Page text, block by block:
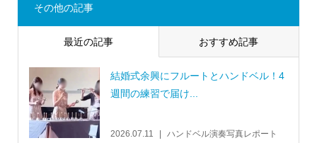
その他の記事
最近の記事 おすすめ記事
結婚式余興にフルートとハンドベル！4
週間の練習で届け...
2026.07.11 ハンドベル演奏写真レポート